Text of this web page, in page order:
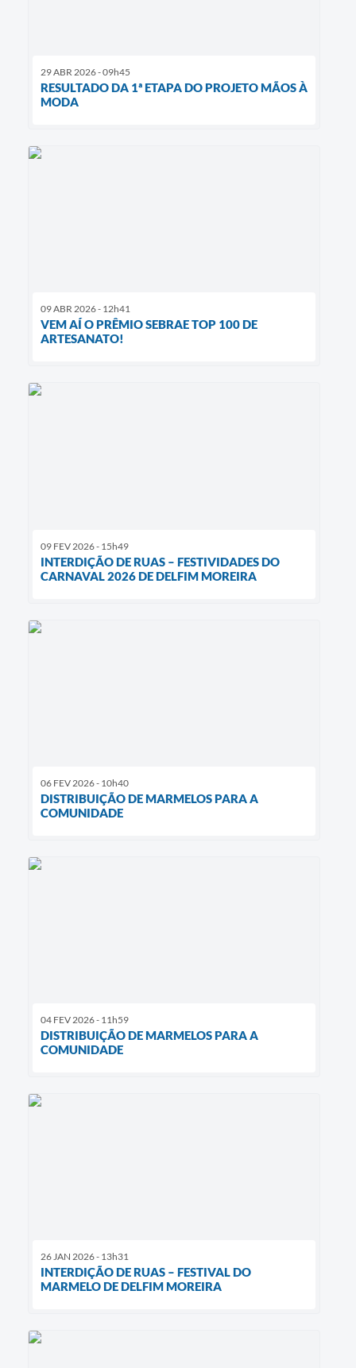
29 ABR 2026 - 09h45
RESULTADO DA 1ª ETAPA DO PROJETO MÃOS À
MODA
09 ABR 2026 - 12h41
VEM AÍ O PRÊMIO SEBRAE TOP 100 DE
ARTESANATO!
09 FEV 2026 - 15h49
INTERDIÇÃO DE RUAS – FESTIVIDADES DO
CARNAVAL 2026 DE DELFIM MOREIRA
06 FEV 2026 - 10h40
DISTRIBUIÇÃO DE MARMELOS PARA A
COMUNIDADE
04 FEV 2026 - 11h59
DISTRIBUIÇÃO DE MARMELOS PARA A
COMUNIDADE
26 JAN 2026 - 13h31
INTERDIÇÃO DE RUAS – FESTIVAL DO
MARMELO DE DELFIM MOREIRA